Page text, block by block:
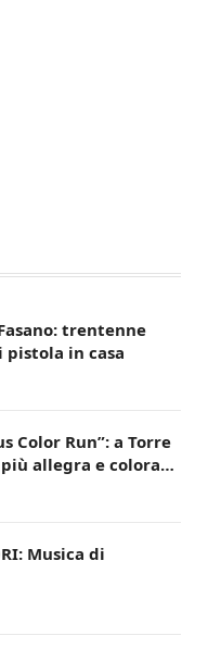
trentenne
in casa
Color Run”: a Torre
allegra e colorata
Musica di